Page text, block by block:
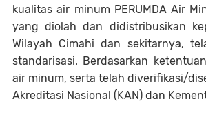
kualitas air minum PERUMDA Air
yang diolah dan didistribusikan
Wilayah Cimahi dan sekitarnya,
standarisasi. Berdasarkan
air minum, serta telah diverifikasi/
Akreditasi Nasional (KAN) dan